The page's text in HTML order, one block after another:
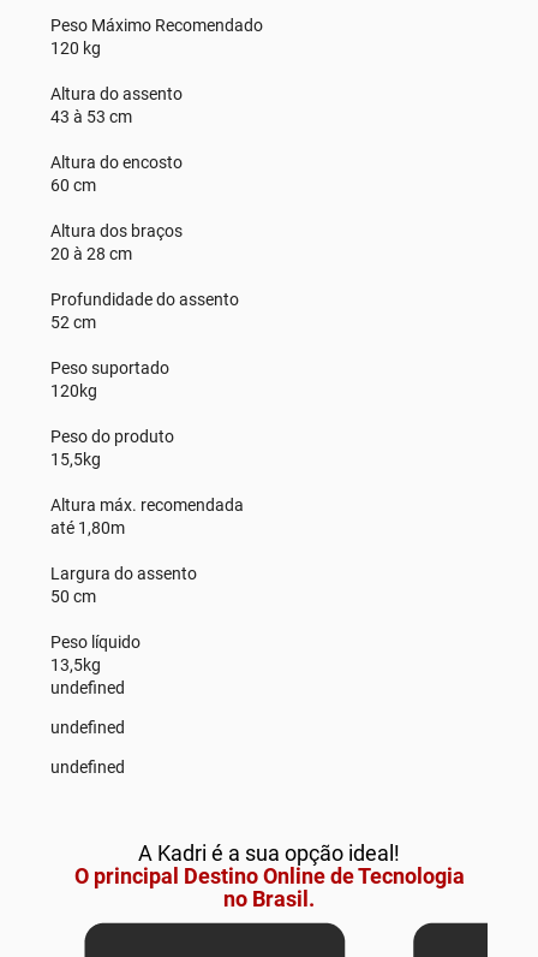
Peso Máximo Recomendado
120 kg
Altura do assento
43 à 53 cm
Altura do encosto
60 cm
Altura dos braços
20 à 28 cm
Profundidade do assento
52 cm
Peso suportado
120kg
Peso do produto
15,5kg
Altura máx. recomendada
até 1,80m
Largura do assento
50 cm
Peso líquido
13,5kg
undefined
undefined
undefined
A Kadri é a sua opção ideal!
O principal Destino Online de Tecnologia
no Brasil.